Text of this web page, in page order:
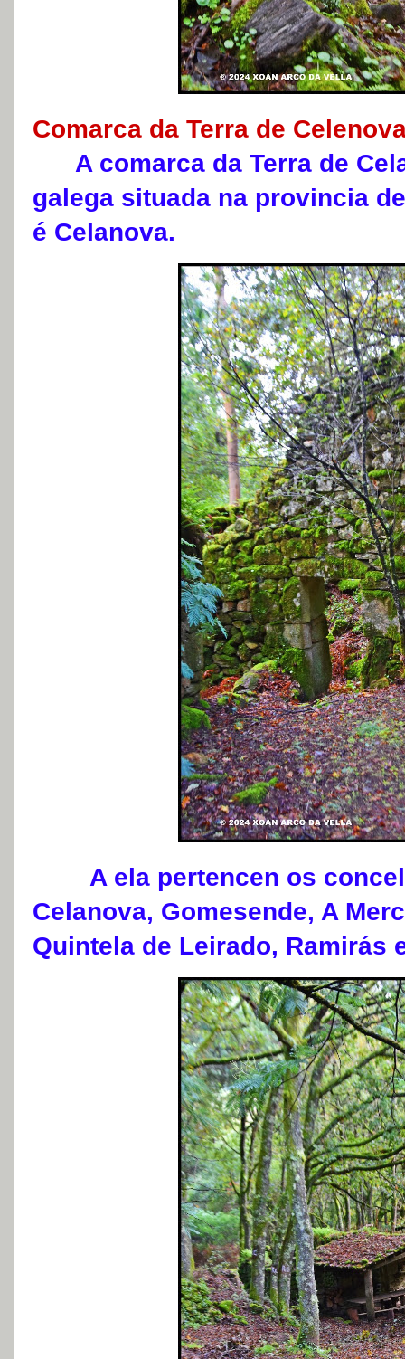
Comarca da Terra de
A comarca da Terra de
galega situada na provincia
é Celanova.
A ela pertencen os
Celanova, Gomesende, A
Quintela de Leirado, Ramirás